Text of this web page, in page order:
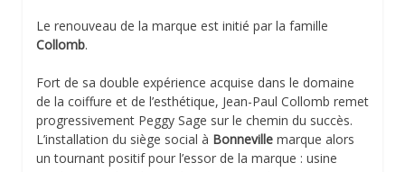
Le renouveau de la marque est initié par la famille
Collomb.
Fort de sa double expérience acquise dans le domaine
de la coiffure et de l’esthétique, Jean-Paul Collomb remet
progressivement Peggy Sage sur le chemin du succès.
L’installation du siège social à Bonneville marque alors
un tournant positif pour l’essor de la marque : usine